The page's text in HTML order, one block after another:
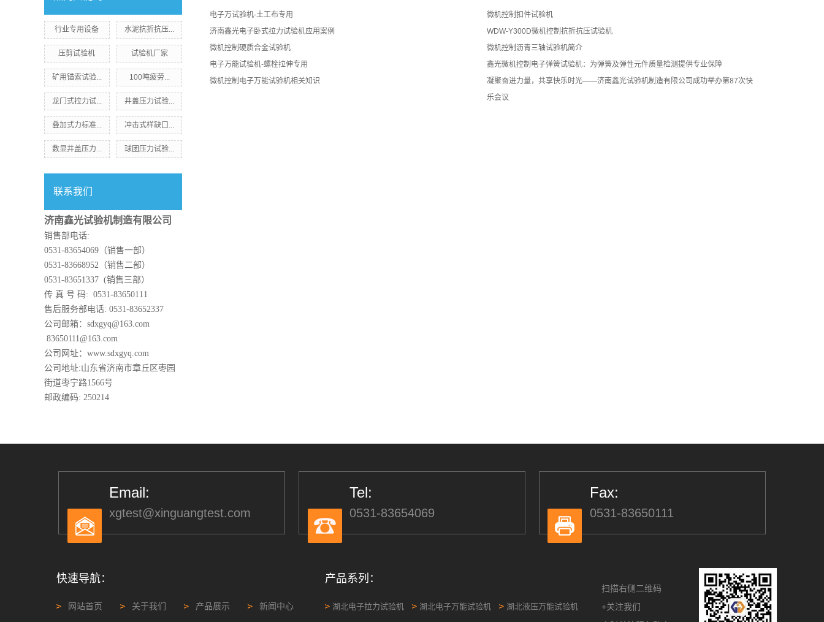
行业专用设备 水泥抗折抗压...
压剪试验机 试验机厂家
矿用锚索试验... 100吨疲劳...
龙门式拉力试... 井盖压力试验...
叠加式力标准... 冲击式样缺口...
数显井盖压力... 球团压力试验...
联系我们
济南鑫光试验机制造有限公司
销售部电话:
0531-83654069（销售一部）
0531-83668952（销售二部）
0531-83651337 (销售三部）
传 真 号 码: 0531-83650111
售后服务部电话: 0531-83652337
公司邮箱：sdxgyq@163.com
83650111@163.com
公司网址：www.sdxgyq.com
公司地址:山东省济南市章丘区枣园
街道枣宁路1566号
邮政编码: 250214
电子万试验机-土工布专用
微机控制扣件试验机
济南鑫光电子卧式拉力试验机应用案例
WDW-Y300D微机控制抗折抗压试验机
微机控制硬质合金试验机
微机控制沥青三轴试验机简介
电子万能试验机-螺栓拉伸专用
鑫光微机控制电子弹簧试验机：为弹簧及弹性元件质量检测提供专业保障
微机控制电子万能试验机相关知识
凝聚奋进力量，共享快乐时光——济南鑫光试验机制造有限公司成功举办第87次快
乐会议
Email:
xgtest@xinguangtest.com
Tel:
0531-83654069
Fax:
0531-83650111
快速导航：
网站首页 关于我们 产品展示 新闻中心
产品系列：
湖北电子拉力试验机 湖北电子万能试验机 湖北液压万能试验机
扫描右侧二维码
+关注我们